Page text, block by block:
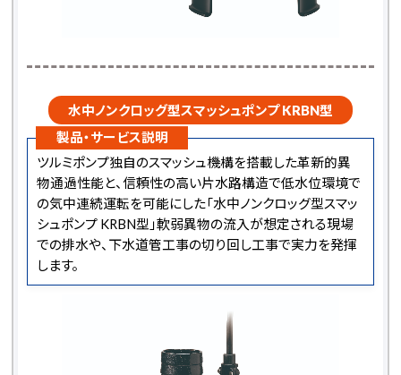
水中ノンクロッグ型スマッシュポンプ KRBN型
製品・サービス説明
ツルミポンプ独自のスマッシュ機構を搭載した革新的異
物通過性能と、信頼性の高い片水路構造で低水位環境で
の気中連続運転を可能にした「水中ノンクロッグ型スマッ
シュポンプ KRBN型」軟弱異物の流入が想定される現場
での排水や、下水道管工事の切り回し工事で実力を発揮
します。